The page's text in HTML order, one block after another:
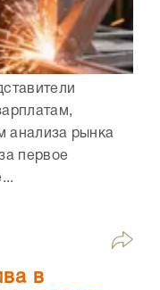
анализа рынка
первое
в